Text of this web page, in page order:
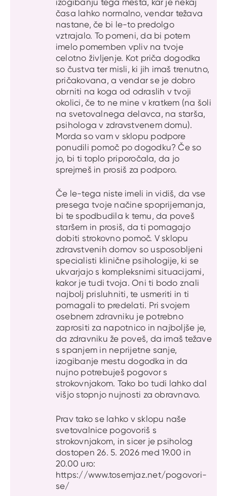
časa lahko normalno, vendar težava
nastane, če bi le-to predolgo
vztrajalo. To pomeni, da bi potem
imelo pomemben vpliv na tvoje
celotno življenje. Kot priča dogodka
so čustva ter misli, ki jih imaš trenutno,
pričakovana, a vendar se je dobro
obrniti na koga od odraslih v tvoji
okolici, če to ne mine v kratkem (na šoli
na svetovalnega delavca, na starša,
psihologa v zdravstvenem domu).
Morda so vam v sklopu podpore
ponudili pomoč po dogodku? Če so
jo, bi ti toplo priporočala, da jo
sprejmeš in prosiš za podporo.
Če le-tega niste imeli in vidiš, da vse
presega tvoje načine spoprijemanja,
bi te spodbudila k temu, da poveš
staršem in prosiš, da ti pomagajo
dobiti strokovno pomoč. V sklopu
zdravstvenih domov so usposobljeni
specialisti klinične psihologije, ki se
ukvarjajo s kompleksnimi situacijami,
kakor je tudi tvoja. Oni ti bodo znali
najbolj prisluhniti, te usmeriti in ti
pomagali to predelati. Pri svojem
osebnem zdravniku je potrebno
zaprositi za napotnico in najboljše je,
da zdravniku že poveš, da imaš težave
s spanjem in neprijetne sanje,
izogibanje mestu dogodka in da
nujno potrebuješ pogovor s
strokovnjakom. Tako bo tudi lahko dal
višjo stopnjo nujnosti za obravnavo.
Prav tako se lahko v sklopu naše
svetovalnice pogovoriš s
strokovnjakom, in sicer je psiholog
dostopen 26. 5. 2026 med 19.00 in
20.00 uro:
https://www.tosemjaz.net/pogovori-
se/